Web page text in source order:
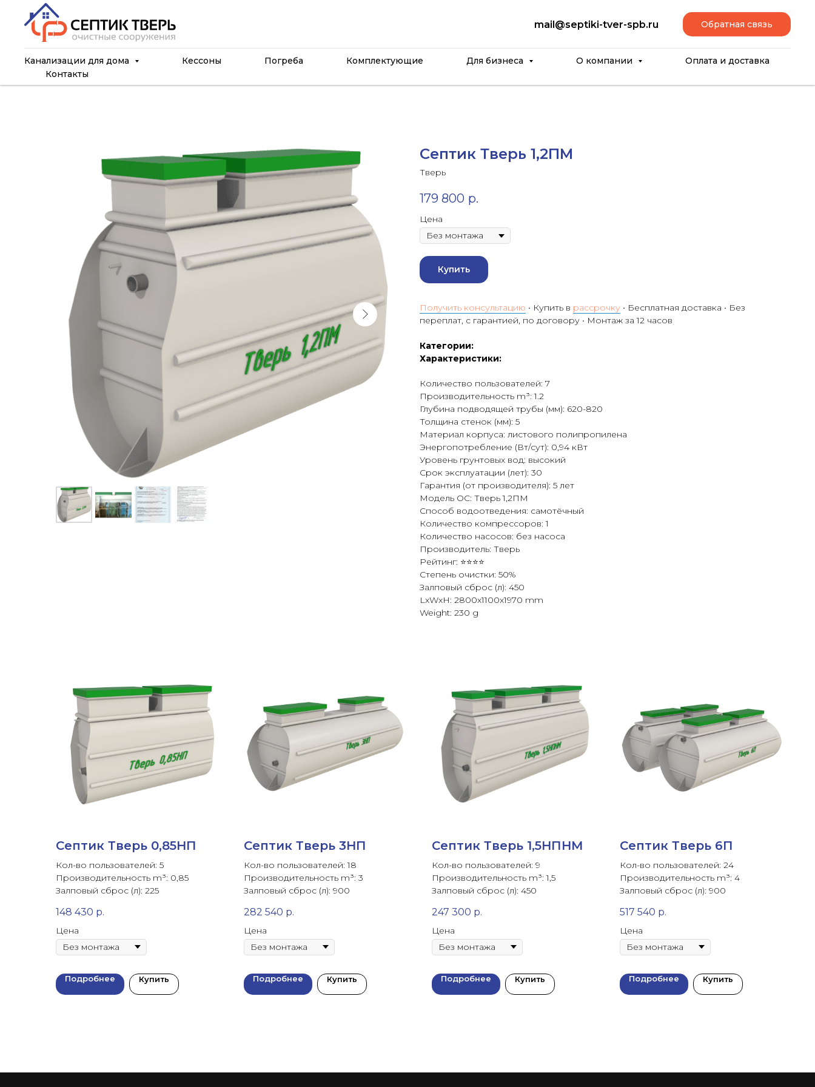
mail@septiki-tver-spb.ru Обратная связь
Канализации для дома Кессоны Погреба Комплектующие Для бизнеса О компании
Оплата и доставка
Контакты
Септик Тверь 1,2ПМ
Тверь
179 800 р.
Цена
Купить
Получить консультацию • Купить в рассрочку • Бесплатная доставка • Без
переплат, с гарантией, по договору • Монтаж за 12 часов
Категории:
Характеристики:
Количество пользователей: 7
Производительность m³: 1.2
Глубина подводящей трубы (мм): 620-820
Толщина стенок (мм): 5
Материал корпуса: листового полипропилена
Энергопотребление (Вт/сут): 0,94 кВт
Уровень грунтовых вод: высокий
Срок эксплуатации (лет): 30
Гарантия (от производителя): 5 лет
Модель ОС: Тверь 1,2ПМ
Способ водоотведения: самотёчный
Количество компрессоров: 1
Количество насосов: без насоса
Производитель: Тверь
Рейтинг: ⭐⭐⭐⭐
Степень очистки: 50%
Залповый сброс (л): 450
LxWxH: 2800x1100x1970 mm
Weight: 230 g
Септик Тверь 0,85НП
Кол-во пользователей: 5
Производительность m³: 0,85
Залповый сброс (л): 225
148 430 р.
Цена
Подробнее Купить
Септик Тверь 3НП
Кол-во пользователей: 18
Производительность m³: 3
Залповый сброс (л): 900
282 540 р.
Цена
Подробнее Купить
Септик Тверь 1,5НПНМ
Кол-во пользователей: 9
Производительность m³: 1,5
Залповый сброс (л): 450
247 300 р.
Цена
Подробнее Купить
Септик Тверь 6П
Кол-во пользователей: 24
Производительность m³: 4
Залповый сброс (л): 900
517 540 р.
Цена
Подробнее Купить